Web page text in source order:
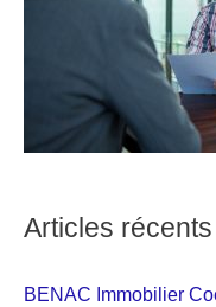
Articles récents
BENAC Immobilier